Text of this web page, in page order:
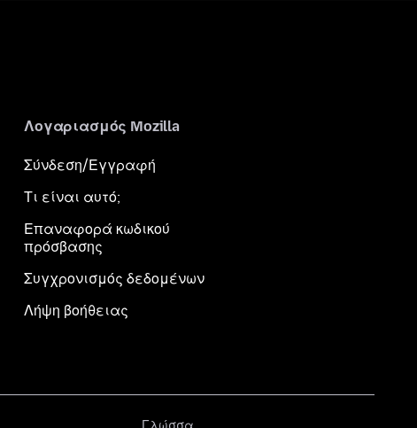
Λογαριασμός Mozilla
Σύνδεση/Εγγραφή
Τι είναι αυτό;
Επαναφορά κωδικού
πρόσβασης
Συγχρονισμός δεδομένων
Λήψη βοήθειας